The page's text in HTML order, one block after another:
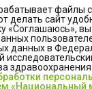
файлы
делать сайт
«Соглашаюсь»,
данных в
«Национальный